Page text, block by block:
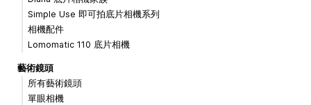
Simple Use 即可拍底片相機系列
相機配件
Lomomatic 110 底片相機
藝術鏡頭
所有藝術鏡頭
單眼相機